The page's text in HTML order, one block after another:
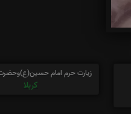
زیارت حرم امام
کربلا